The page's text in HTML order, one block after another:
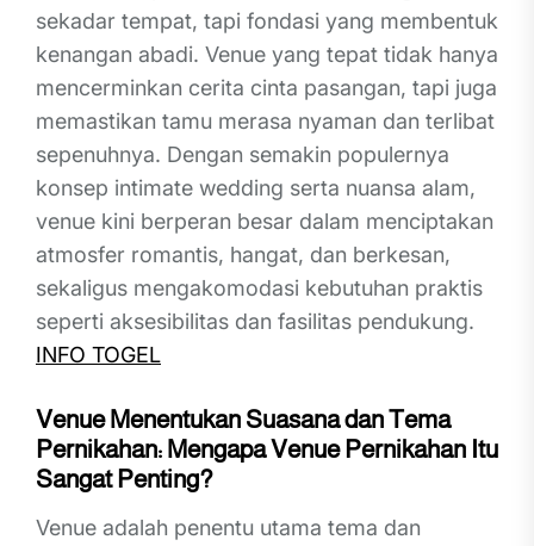
sekadar tempat, tapi fondasi yang membentuk
kenangan abadi. Venue yang tepat tidak hanya
mencerminkan cerita cinta pasangan, tapi juga
memastikan tamu merasa nyaman dan terlibat
sepenuhnya. Dengan semakin populernya
konsep intimate wedding serta nuansa alam,
venue kini berperan besar dalam menciptakan
atmosfer romantis, hangat, dan berkesan,
sekaligus mengakomodasi kebutuhan praktis
seperti aksesibilitas dan fasilitas pendukung.
INFO TOGEL
Venue Menentukan Suasana dan Tema
Pernikahan: Mengapa Venue Pernikahan Itu
Sangat Penting?
Venue adalah penentu utama tema dan